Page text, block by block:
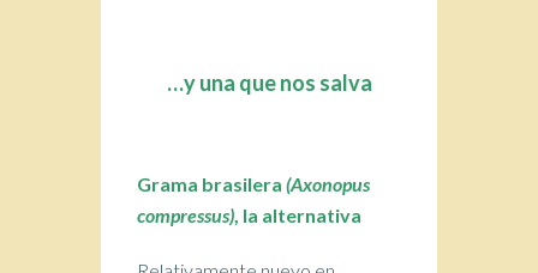
…y una que nos salva
Grama brasilera (Axonopus
compressus), la alternativa